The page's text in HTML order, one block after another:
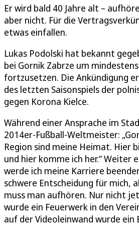
Er wird bald 40 Jahre alt –
aber nicht. Für die
etwas einfallen.
Lukas Podolski hat bekannt
bei Gornik Zabrze um
fortzusetzen. Die Ankündigung
des letzten Saisonspiels der
gegen Korona Kielce.
Während einer Ansprache im
2014er-Fußball-Weltmeister:
Region sind meine Heimat. Hier
und hier komme ich her.“ Weiter
werde ich meine Karriere
schwere Entscheidung für mich,
muss man aufhören. Nur nicht
wurde ein Feuerwerk in den
auf der Videoleinwand wurde ein